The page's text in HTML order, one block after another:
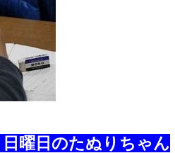
曜日のたぬりちゃん